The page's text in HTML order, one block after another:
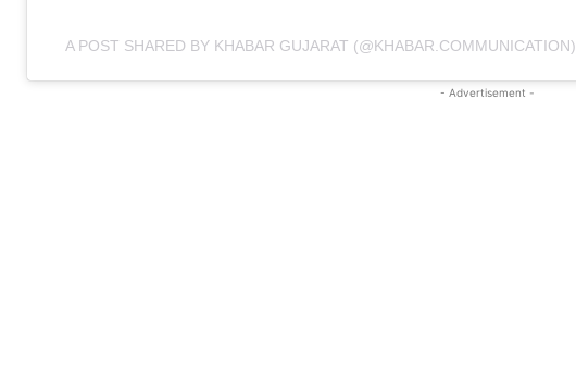
A POST SHARED BY KHABAR GUJARAT (@KHABAR.COMMUNICATION)
- Advertisement -